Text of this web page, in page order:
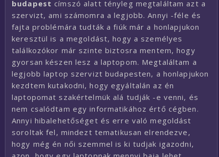
budapestcímszó alatt tényleg megtaláltam azt a
szervizt, ami számomra a legjobb. Annyi -féle és
fajta problémára tudták a fiúk már a honlapjukon
keresztül is a megoldást, hogy a személyes
találkozókor már szinte biztosra mentem, hogy
gyorsan készen lesz a laptopom. Megtaláltam a
legjobb laptop szervizt budapesten, a honlapjukon
kezdtem kutakodni, hogy egyáltalán az én
laptopomat szakértelmük alá tudják -e venni, és
nem csalódtam egy informatikához értő cégben.
Annyi hibalehetőséget és erre való megoldást
soroltak fel, mindezt tematikusan elrendezve,
hogy még én női szemmel is ki tudjak igazodni,